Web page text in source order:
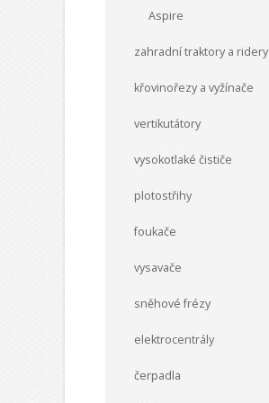
Aspire
zahradní traktory a ridery
křovinořezy a vyžínače
vertikutátory
vysokotlaké čističe
plotostřihy
foukače
vysavače
sněhové frézy
elektrocentrály
čerpadla